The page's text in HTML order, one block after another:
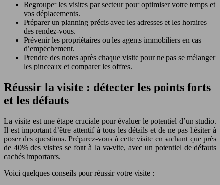
Regrouper les visites par secteur pour optimiser votre temps et
vos déplacements.
Préparer un planning précis avec les adresses et les horaires
des rendez-vous.
Prévenir les propriétaires ou les agents immobiliers en cas
d’empêchement.
Prendre des notes après chaque visite pour ne pas se mélanger
les pinceaux et comparer les offres.
Réussir la visite : détecter les points forts
et les défauts
La visite est une étape cruciale pour évaluer le potentiel d’un studio.
Il est important d’être attentif à tous les détails et de ne pas hésiter à
poser des questions. Préparez-vous à cette visite en sachant que près
de 40% des visites se font à la va-vite, avec un potentiel de défauts
cachés importants.
Voici quelques conseils pour réussir votre visite :